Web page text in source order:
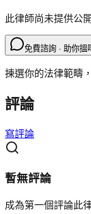
此律師尚未提供公
免費諮詢 · 助你搵
揀選你的法律範疇
評論
寫評論
暫無評論
成為第一個評論此